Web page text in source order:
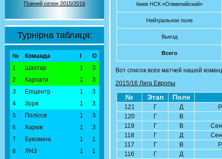
Повний сезон 2015/2016
Турнірна таблиця:
№ Команда
О
1
Шахтар 1
3
2
Карпати 1
3
3
Епіцентр 1
3
4
Зоря 1
3
5
Полісся 1
3
6
Харків 1
3
7
Буковина 1
1
8
ЛНЗ 1
1
Киев НСК «Олимпийский»
Нейтральное поле
Выезд
Всего
Вот список всех матчей нашей
2015/16 Лига Европы
№ Этап Поле
121 Г Д
120
Г
В
119
Г В
118
Г Д
117
Г В
116
Г
Д